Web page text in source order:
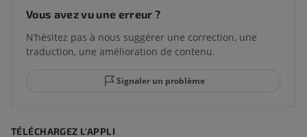
Vous avez vu une erreur ?
N’hésitez pas à nous suggérer une correction, une
traduction, une amélioration de contenu.
Signaler un problème
TÉLÉCHARGEZ L'APPLI